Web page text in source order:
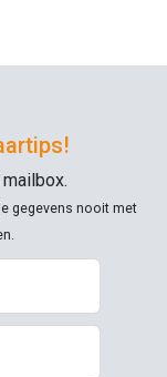
gegevens nooit met